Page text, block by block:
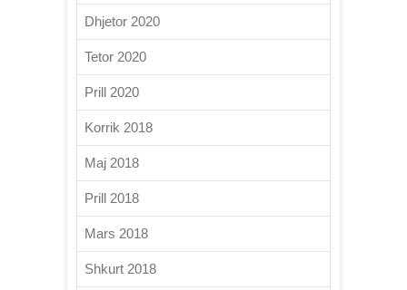
Dhjetor 2020
Tetor 2020
Prill 2020
Korrik 2018
Maj 2018
Prill 2018
Mars 2018
Shkurt 2018